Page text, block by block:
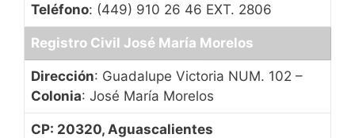
Teléfono: (449) 910 26 46 EXT. 2806
Registro Civil José María Morelos
Dirección: Guadalupe Victoria NUM. 102 –
Colonia: José María Morelos
CP: 20320, Aguascalientes